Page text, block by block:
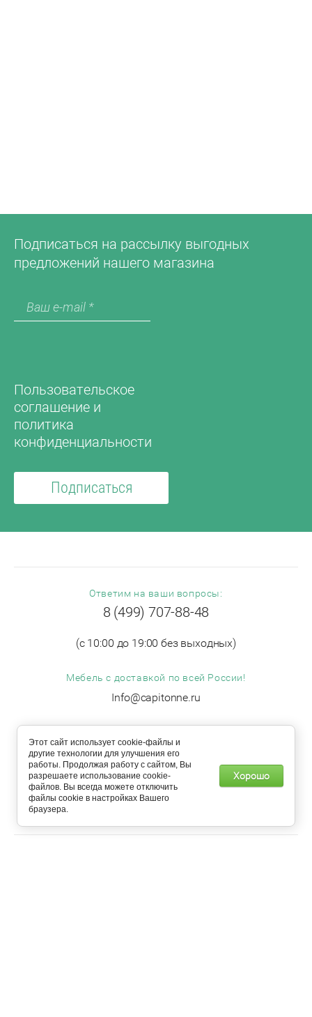
Подписаться на рассылку выгодных
предложений нашего магазина
Пользовательское
соглашение и
политика
конфиденциальности
Подписаться
Ответим на ваши вопросы:
8 (499) 707-88-48
(с 10:00 до 19:00 без выходных)
Мебель с доставкой по всей России!
Info@capitonne.ru
Copyright © 2021 - 2025 Capitonne - Самый Зелёный Магазин
Этот сайт использует cookie-файлы и
другие технологии для улучшения его
работы. Продолжая работу с сайтом, Вы
разрешаете использование cookie-
файлов. Вы всегда можете отключить
файлы cookie в настройках Вашего
браузера.
Хорошо